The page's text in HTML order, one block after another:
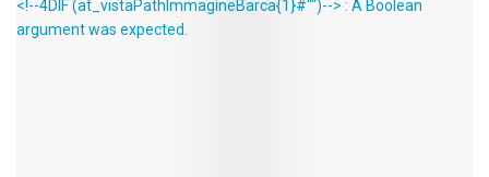
<!--4DIF (at_vistaPathImmagineBarca{1}#"")--> : A Boolean
argument was expected.